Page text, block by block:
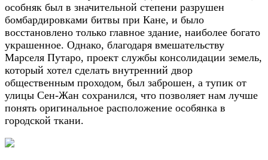
особняк был в значительной степени разрушен
бомбардировками битвы при Кане, и было
восстановлено только главное здание, наиболее богато
украшенное. Однако, благодаря вмешательству
Марселя Путаро, проект службы консолидации земель,
который хотел сделать внутренний двор
общественным проходом, был заброшен, а тупик от
улицы Сен-Жан сохранился, что позволяет нам лучше
понять оригинальное расположение особянка в
городской ткани.